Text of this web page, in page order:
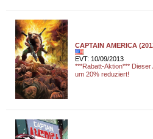
CAPTAIN AMERICA
EVT: 10/09/2013
***Rabatt-Aktion***
um 20% reduziert!